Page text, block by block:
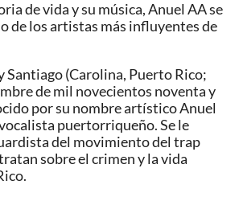
de vida y su música, Anuel AA se
de los artistas más influyentes de
Santiago (Carolina, Puerto Rico;
de mil novecientos noventa y
por su nombre artístico Anuel
puertorriqueño. Se le
del movimiento del trap
sobre el crimen y la vida